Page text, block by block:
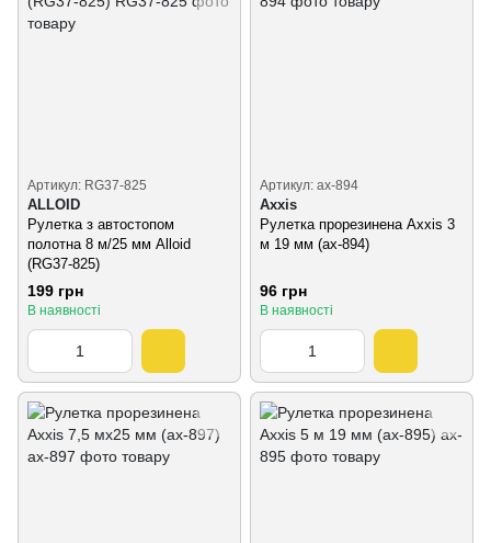
Артикул: RG37-825
ALLOID
Рулетка з автостопом
полотна 8 м/25 мм Alloid
(RG37-825)
199 грн
В наявності
Артикул: ax-894
Axxis
Рулетка прорезинена Axxis 3
м 19 мм (ax-894)
96 грн
В наявності